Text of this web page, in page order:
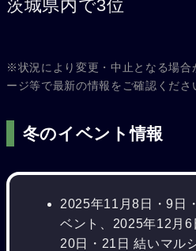
茨城県内で3位
※状況により変更・中止となる場合
ージ等で最新の情報をご確認くださ
冬のイベント情報
2025年11月8日・9日
ベント、2025年12月6
20日・21日 結いマル